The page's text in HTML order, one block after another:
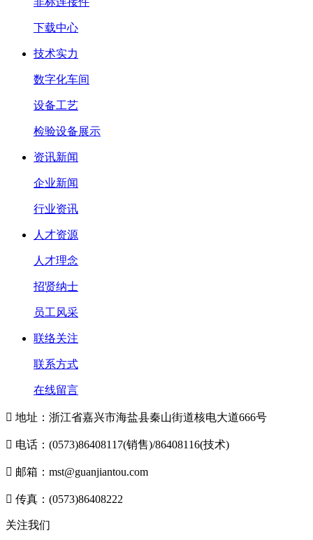
下载中心
技术实力
数字化车间
设备工艺
检验设备展示
资讯新闻
企业新闻
行业资讯
人才资源
人才理念
招贤纳士
员工风采
联络关注
联系方式
在线留言
 地址：浙江省嘉兴市海盐县秦山街道核电大道666号
 电话：(0573)86408117(销售)/86408116(技术)
 邮箱：mst@guanjiantou.com
 传真：(0573)86408222
关注我们